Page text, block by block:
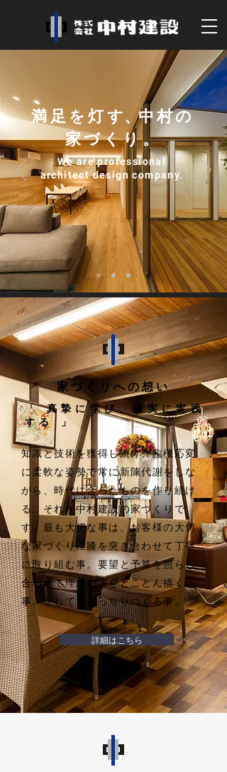
満足を灯す、中村の
家づくり。
We are professional
architect design company.
家づくりへの想い
「 真摯に学び、誠実に実践
する 」
知識と技術を獲得し続け、臨機応変
に柔軟な姿勢で常に新陳代謝をしな
がら、時代に合ったものを作り続け
る。それが中村建設の家づくりで
す。最も大切な事は、お客様の大切
な家づくりに膝を突き合わせて丁寧
に取り組む事。要望と予算を照らし
合わせて理想の家をとことん描く
事。そして、きっちりつくる事。
詳細はこちら